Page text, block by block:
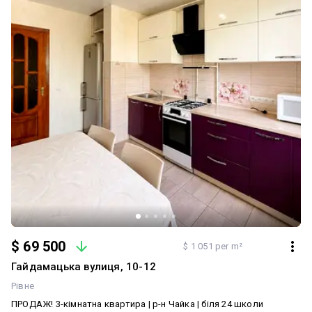
сім’ї або як інвестиція під оренду
$ 69 500 $ 1 051 per m²
Гайдамацька вулиця, 10-12
Рівне
ПРОДАЖ! 3-кімнатна квартира | р-н Чайка | біля 24 школи